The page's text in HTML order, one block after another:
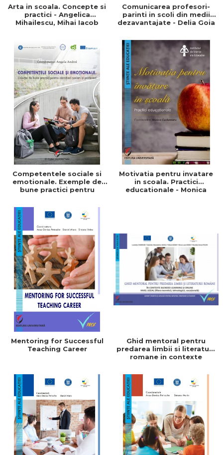
Arta in scoala. Concepte si
practici - Angelica
Mihailescu, Mihai Iacob
Comunicarea profesori-
parinti in scoli din medii
dezavantajate - Delia Goia
Competentele sociale si
emotionale. Exemple de
bune practici pentru
Motivatia pentru invatare
in scoala. Practici
educationale - Monica
Mentoring for Successful
Teaching Career
Ghid mentoral pentru
predarea limbii si literaturii
romane in contexte
Nivel liceal (filiera
teoretica, tehnologica,
vocationala)